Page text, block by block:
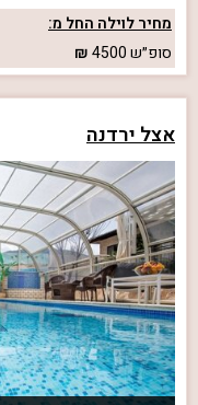
מחיר לוילה החל מ:
סופ״ש4500
אצל ירדנה